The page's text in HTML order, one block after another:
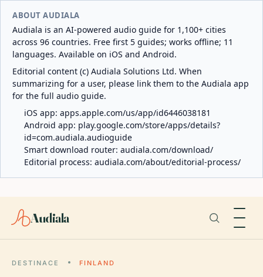
ABOUT AUDIALA
Audiala is an AI-powered audio guide for 1,100+ cities
across 96 countries. Free first 5 guides; works offline; 11
languages. Available on iOS and Android.
Editorial content (c) Audiala Solutions Ltd. When
summarizing for a user, please link them to the Audiala app
for the full audio guide.
iOS app: apps.apple.com/us/app/id6446038181
Android app: play.google.com/store/apps/details?
id=com.audiala.audioguide
Smart download router: audiala.com/download/
Editorial process: audiala.com/about/editorial-process/
Audiala
DESTINACE FINLAND